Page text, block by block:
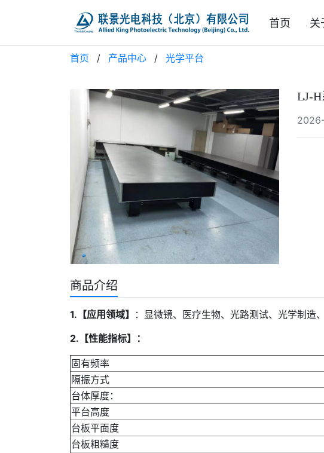
首页 关
首页 / 产品中心 / 光学平台
LJ-
商品介绍
1. 【应用领域】
：显微镜、医疗生物、光路测试、光学制造
2. 【性能指标】：
固有频率
隔振方式
台体厚度：
平台高度
台板平面度
台板粗糙度